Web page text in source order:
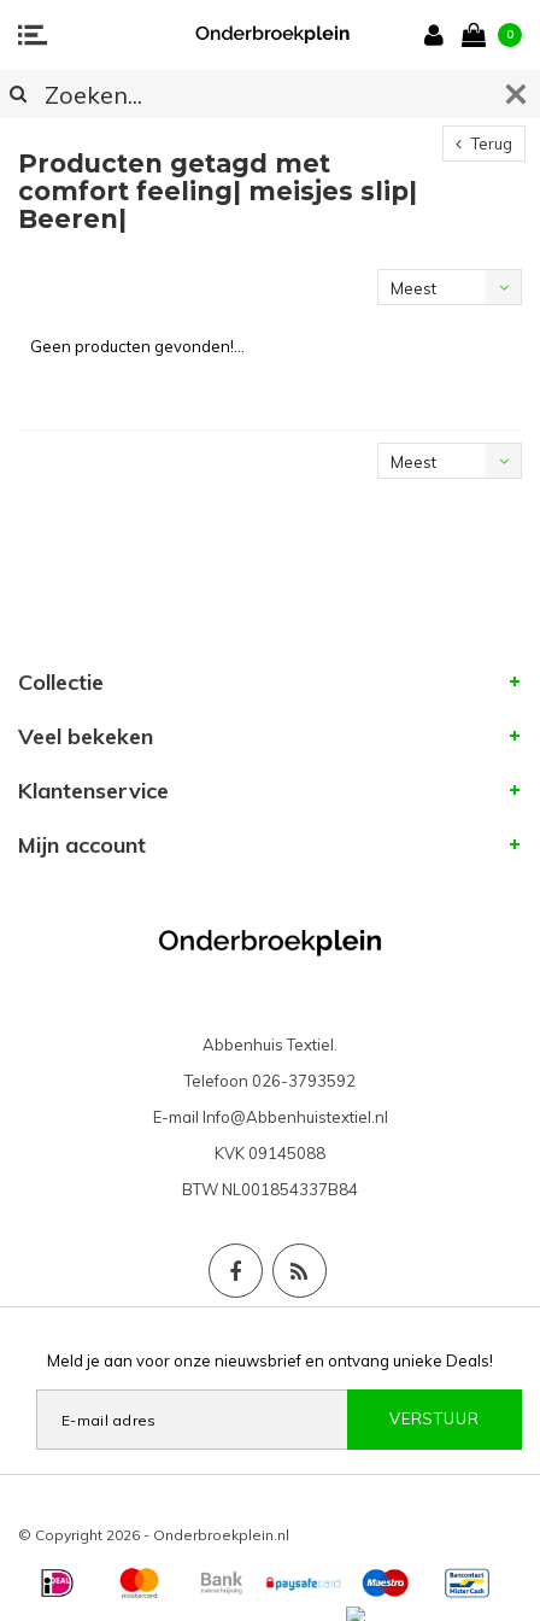
0
Terug
Producten getagd met
comfort feeling| meisjes slip|
Beeren|
Meest
Geen producten gevonden!...
Meest
Collectie
Veel bekeken
Klantenservice
Mijn account
Abbenhuis Textiel.
Telefoon 026-3793592
E-mail Info@Abbenhuistextiel.nl
KVK 09145088
BTWNL001854337B84
Meld je aan voor onze nieuwsbrief en ontvang unieke Deals!
VERSTUUR
© Copyright 2026 - Onderbroekplein.nl